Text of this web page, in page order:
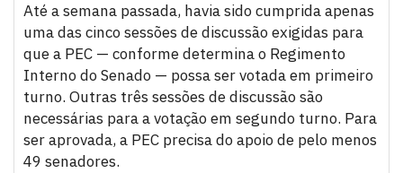
Até a semana passada, havia sido cumprida apenas
uma das cinco sessões de discussão exigidas para
que a PEC — conforme determina o Regimento
Interno do Senado — possa ser votada em primeiro
turno. Outras três sessões de discussão são
necessárias para a votação em segundo turno. Para
ser aprovada, a PEC precisa do apoio de pelo menos
49 senadores.